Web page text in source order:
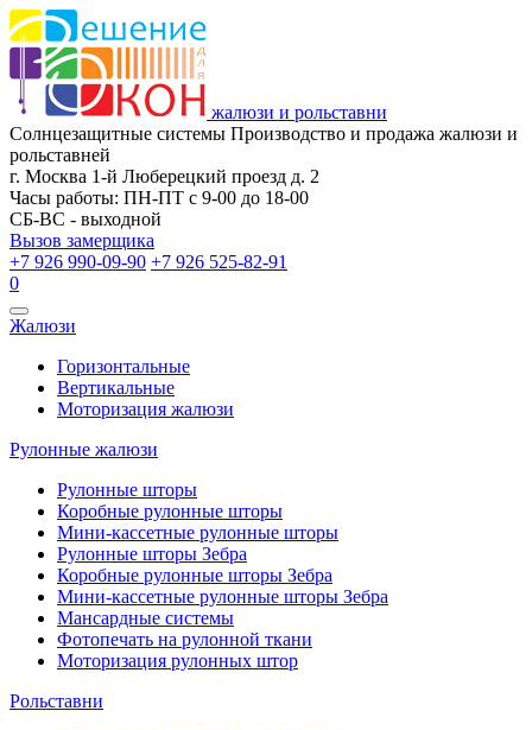
жалюзи и рольставни
Солнцезащитные системы Производство и продажа жалюзи и
рольставней
г. Москва 1-й Люберецкий проезд д. 2
Часы работы: ПН-ПТ с 9-00 до 18-00
СБ-ВС - выходной
Вызов замерщика
+7 926 990-09-90 +7 926 525-82-91
0
Открыть
навигацию
Жалюзи
Горизонтальные
Вертикальные
Моторизация жалюзи
Рулонные жалюзи
Рулонные шторы
Коробные рулонные шторы
Мини-кассетные рулонные шторы
Рулонные шторы Зебра
Коробные рулонные шторы Зебра
Мини-кассетные рулонные шторы Зебра
Мансардные системы
Фотопечать на рулонной ткани
Моторизация рулонных штор
Рольставни